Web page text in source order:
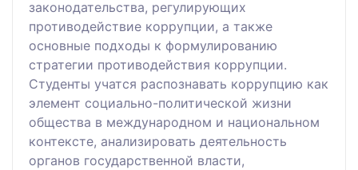
законодательства, регулирующих
противодействие коррупции, а также
основные подходы к формулированию
стратегии противодействия коррупции.
Студенты учатся распознавать коррупцию как
элемент социально-политической жизни
общества в международном и национальном
контексте, анализировать деятельность
органов государственной власти,